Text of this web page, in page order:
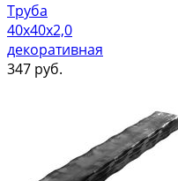
Труба
40х40х2,0
декоративная
347 руб.